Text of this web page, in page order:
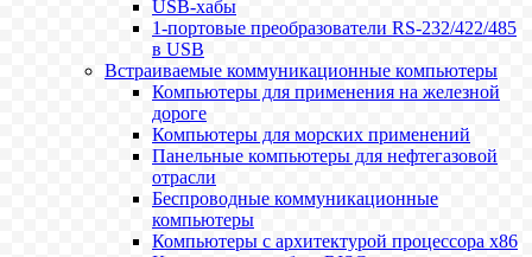
USB-хабы
1-портовые преобразователи RS-232/422/485
в USB
Встраиваемые коммуникационные компьютеры
Компьютеры для применения на железной
дороге
Компьютеры для морских применений
Панельные компьютеры для нефтегазовой
отрасли
Беспроводные коммуникационные
компьютеры
Компьютеры с архитектурой процессора x86